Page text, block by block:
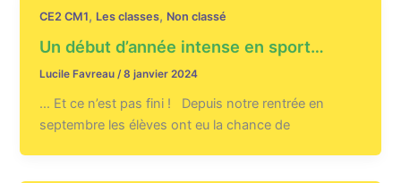
CE2 CM1, Les classes, Non classé
Un début d’année intense en sport…
Lucile Favreau/8 janvier 2024
… Et ce n’est pas fini ! Depuis notre rentrée en
septembre les élèves ont eu la chance de